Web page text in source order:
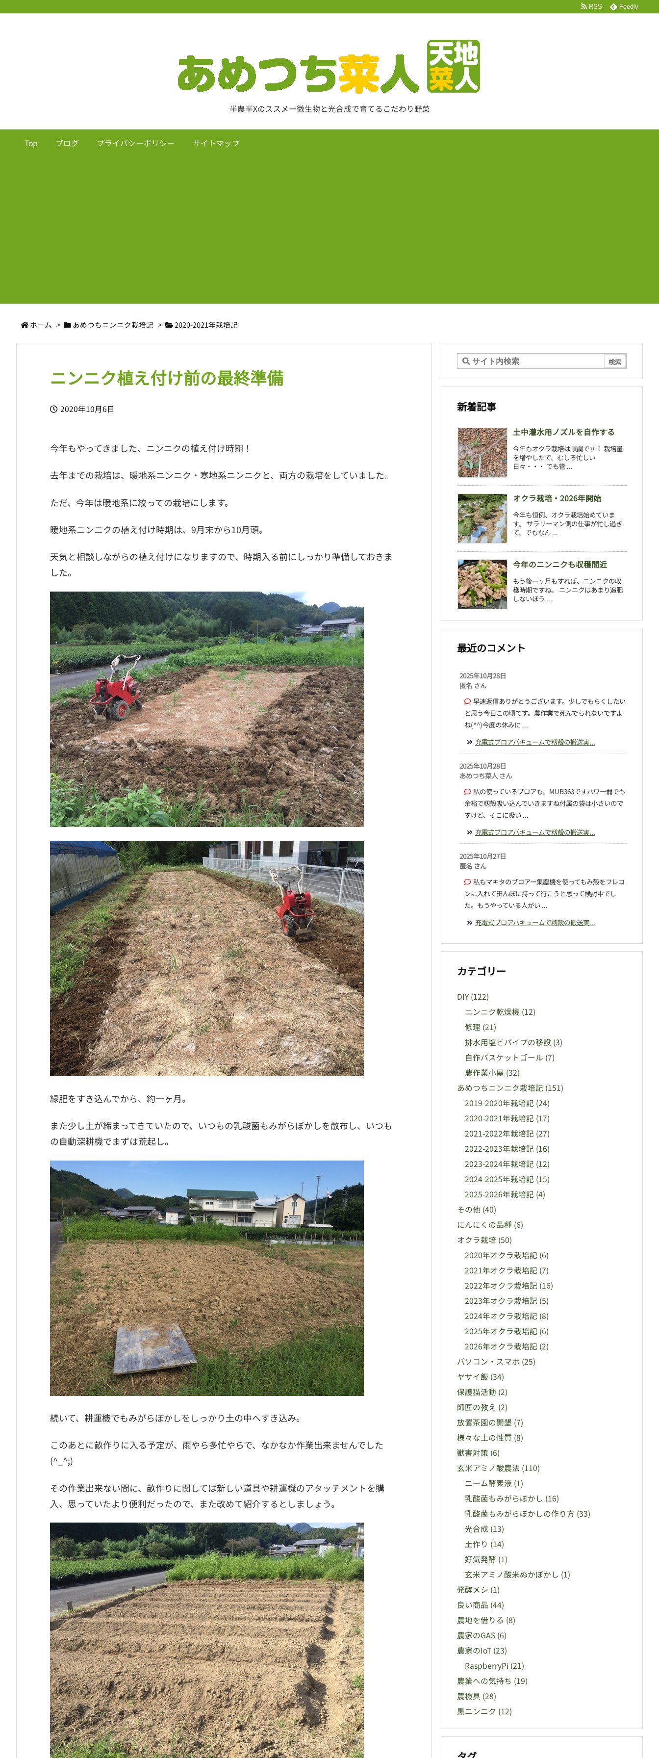
半農半Xのススメー微生物と光合成で育てるこだわり野菜
Top ブログ プライバシーポリシー サイトマップ
RSS Feedly
ホーム > あめつちニンニク栽培記 > 2020-2021年栽培記
ニンニク植え付け前の最終準備
2020年10月6日
今年もやってきました、ニンニクの植え付け時期！
去年までの栽培は、暖地系ニンニク・寒地系ニンニクと、両方の栽培をしていました。
ただ、今年は暖地系に絞っての栽培にします。
暖地系ニンニクの植え付け時期は、9月末から10月頭。
天気と相談しながらの植え付けになりますので、時期入る前にしっかり準備しておきま
した。
緑肥をすき込んでから、約一ヶ月。
また少し土が締まってきていたので、いつもの乳酸菌もみがらぼかしを散布し、いつも
の自動深耕機でまずは荒起し。
続いて、耕運機でもみがらぼかしをしっかり土の中へすき込み。
このあとに畝作りに入る予定が、雨やら多忙やらで、なかなか作業出来ませんでした
(^_^;)
その作業出来ない間に、畝作りに関しては新しい道具や耕運機のアタッチメントを購
入、思っていたより便利だったので、また改めて紹介するとしましょう。
新着記事
土中灌水用ノズルを自作する
今年もオクラ栽培は順調です！ 栽培量
を増やしたで、むしろ忙しい
日々・・・ でも管 ...
オクラ栽培・2026年開始
今年も恒例、オクラ栽培始めていま
す。 サラリーマン側の仕事が忙し過ぎ
て、でもなん ...
今年のニンニクも収穫間近
もう後一ヶ月もすれば、ニンニクの収
穫時期ですね。 ニンニクはあまり追肥
しないほう ...
最近のコメント
2025年10月28日
匿名 さん
早速返信ありがとうございます。少しでもらくしたい
と思う今日この頃です。農作業で死んでられないですよ
ね(^^)今度の休みに ...
充電式ブロアバキュームで籾殻の搬送実...
2025年10月28日
あめつち菜人 さん
私の使っているブロアも、MUB363ですパワー弱でも
余裕で籾殻吸い込んでいきますね付属の袋は小さいので
すけど、そこに吸い ...
充電式ブロアバキュームで籾殻の搬送実...
2025年10月27日
匿名 さん
私もマキタのブロアー集塵機を使ってもみ殻をフレコ
ンに入れて田んぼに持って行こうと思って検討中でし
た。もうやっている人がい ...
充電式ブロアバキュームで籾殻の搬送実...
カテゴリー
DIY (122)
ニンニク乾燥機 (12)
修理 (21)
排水用塩ビパイプの移設 (3)
自作バスケットゴール (7)
農作業小屋 (32)
あめつちニンニク栽培記 (151)
2019-2020年栽培記 (24)
2020-2021年栽培記 (17)
2021-2022年栽培記 (27)
2022-2023年栽培記 (16)
2023-2024年栽培記 (12)
2024-2025年栽培記 (15)
2025-2026年栽培記 (4)
その他 (40)
にんにくの品種 (6)
オクラ栽培 (50)
2020年オクラ栽培記 (6)
2021年オクラ栽培記 (7)
2022年オクラ栽培記 (16)
2023年オクラ栽培記 (5)
2024年オクラ栽培記 (8)
2025年オクラ栽培記 (6)
2026年オクラ栽培記 (2)
パソコン・スマホ (25)
ヤサイ飯 (34)
保護猫活動 (2)
師匠の教え (2)
放置茶園の開墾 (7)
様々な土の性質 (8)
獣害対策 (6)
玄米アミノ酸農法 (110)
ニーム酵素液 (1)
乳酸菌もみがらぼかし (16)
乳酸菌もみがらぼかしの作り方 (33)
光合成 (13)
土作り (14)
好気発酵 (1)
玄米アミノ酸米ぬかぼかし (1)
発酵メシ (1)
良い商品 (44)
農地を借りる (8)
農家のGAS (6)
農家のIoT (23)
RaspberryPi (21)
農業への気持ち (19)
農機具 (28)
黒ニンニク (12)